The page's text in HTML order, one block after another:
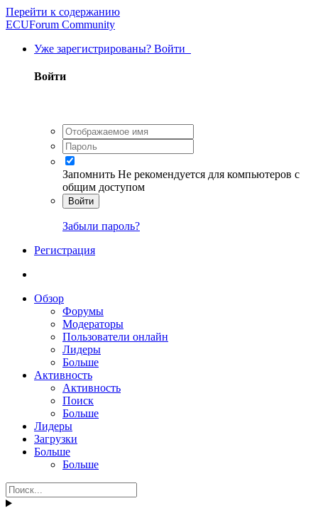
Перейти к содержанию
ECUForum Community
Уже зарегистрированы? Войти
Войти
Запомнить Не рекомендуется для компьютеров с
общим доступом
Войти
Забыли пароль?
Регистрация
Обзор
Форумы
Модераторы
Пользователи онлайн
Лидеры
Больше
Активность
Активность
Поиск
Больше
Лидеры
Загрузки
Больше
Больше